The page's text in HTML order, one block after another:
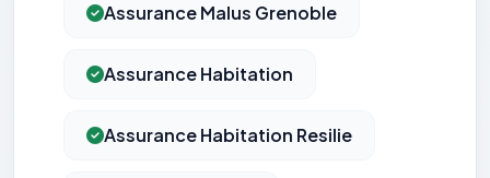
Assurance Malus Grenoble
Assurance Habitation
Assurance Habitation Resilie